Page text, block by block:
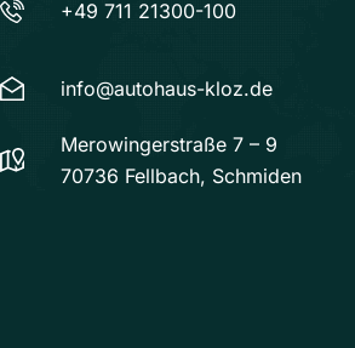
+49 711 21300-100
info@autohaus-kloz.de
Merowingerstraße 7 – 9
70736 Fellbach, Schmiden